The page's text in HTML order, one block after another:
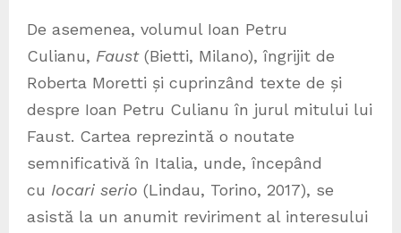
De asemenea, volumul Ioan Petru
Culianu, Faust (Bietti, Milano), îngrijit de
Roberta Moretti și cuprinzând texte de și
despre Ioan Petru Culianu în jurul mitului lui
Faust. Cartea reprezintă o noutate
semnificativă în Italia, unde, începând
cu Iocari serio (Lindau, Torino, 2017), se
asistă la un anumit reviriment al interesului